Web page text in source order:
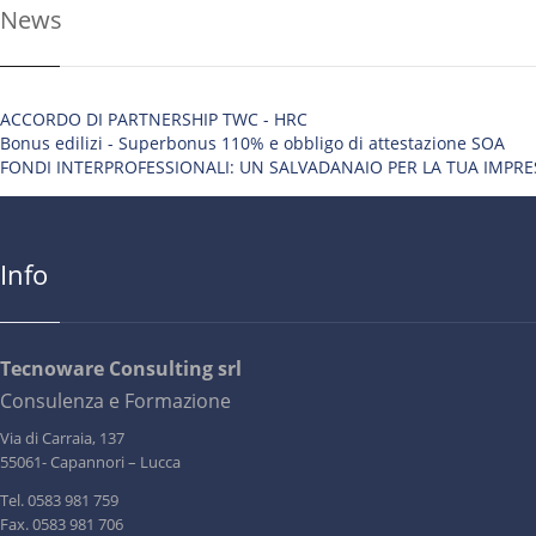
News
ACCORDO DI PARTNERSHIP TWC - HRC
Bonus edilizi - Superbonus 110% e obbligo di attestazione SOA
FONDI INTERPROFESSIONALI: UN SALVADANAIO PER LA TUA
Info
Tecnoware Consulting srl
Consulenza e Formazione
Via di Carraia, 137
55061- Capannori – Lucca
Tel. 0583 981 759
Fax. 0583 981 706